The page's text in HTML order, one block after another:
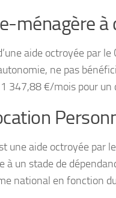
ménagère
aide octroyée par
ne pas
347,88 €/mois pour un
une aide octroyée par
à un stade de
national en fonction